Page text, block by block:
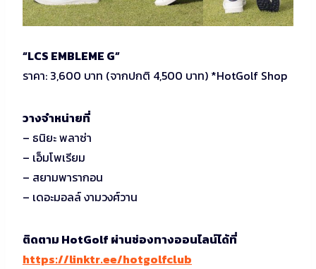
“LCS EMBLEME G”
ราคา: 3,600 บาท (จากปกติ 4,500 บาท) *HotGolf Shop
วางจำหน่ายที่
– ธนิยะ พลาซ่า
– เอ็มโพเรียม
– สยามพารากอน
– เดอะมอลล์ งามวงศ์วาน
ติดตาม HotGolf ผ่านช่องทางออนไลน์ได้ที่
https://linktr.ee/hotgolfclub